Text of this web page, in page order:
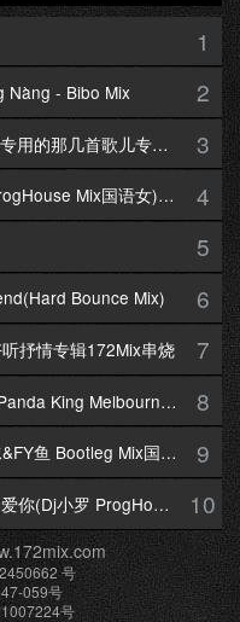
1
Nàng - Bibo Mix 2
Dj金诚-国粤语ProgHouse音乐啵啵子专用的那几首歌儿专辑172Mix串烧 3
阿悠悠 - 一生与你擦肩而过(Dj欧东 ProgHouse Mix国语女)Dj小耀修改 4
5
Bounce Mix) 6
抒情专辑172Mix串烧 7
【DjRAY提供】小阿七 - 五十年以后(Panda King Melbourne Mix国语女) 8
【172Mix独家】故意没接&3977(止水&FY鱼 Bootleg Mix国语男) 9
【172Mix独家】弹棉花的小花 - 顿啦 爱你(Dj小罗 ProgHouse Mix国语女)v2 10
号
059号
号